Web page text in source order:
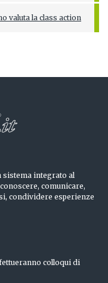
valuta la class action
sistema integrato al
comunicare,
condividere esperienze
colloqui di